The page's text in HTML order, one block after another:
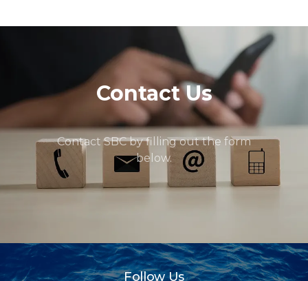
Contact Us
Contact SBC by filling out the form
below.
Follow Us